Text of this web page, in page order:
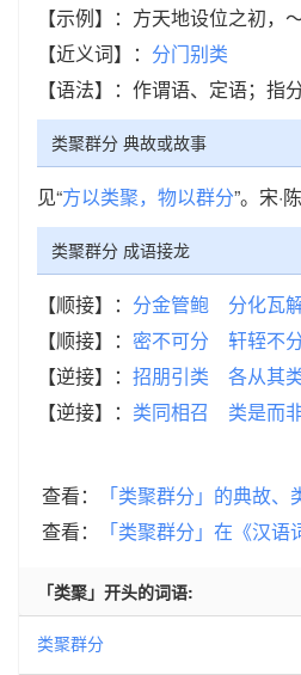
【示例】：方天地设位之初，
【近义词】： 分门别类
【语法】：作谓语、定语；指
类聚群分 典故或故事
见“方以类聚，物以群分”。宋·
类聚群分 成语接龙
【顺接】： 分金管鲍 分化瓦
【顺接】： 密不可分 轩轾不
【逆接】： 招朋引类 各从其
【逆接】： 类同相召 类是而
查看：
「类聚群分」的典故
查看：
「类聚群分」在《汉
「类聚」开头的词语:
类聚群分